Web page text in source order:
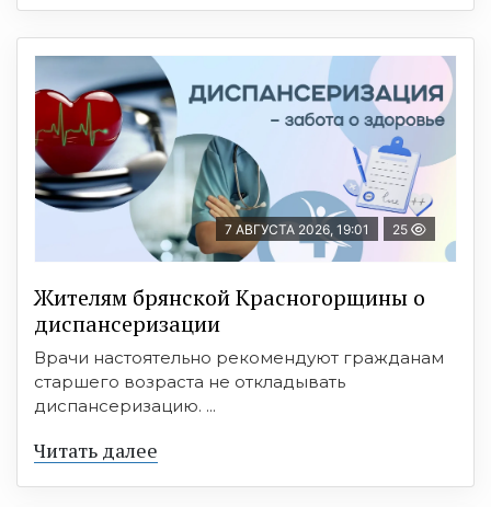
7 АВГУСТА 2026, 19:01 25
Жителям брянской Красногорщины о
диспансеризации
Врачи настоятельно рекомендуют гражданам
старшего возраста не откладывать
диспансеризацию. ...
Читать далее